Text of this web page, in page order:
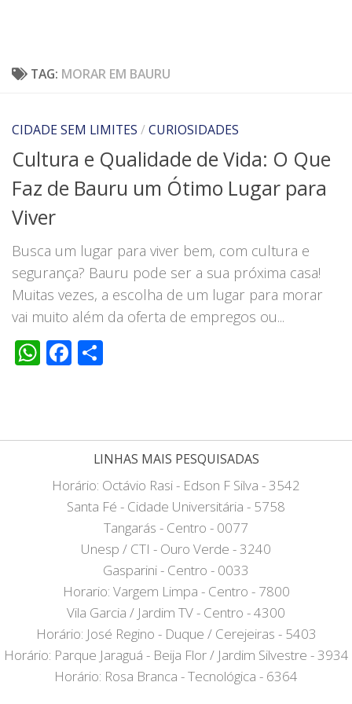
TAG: MORAR EM BAURU
CIDADE SEM LIMITES /CURIOSIDADES
Cultura e Qualidade de Vida: O Que
Faz de Bauru um Ótimo Lugar para
Viver
Busca um lugar para viver bem, com cultura e
segurança? Bauru pode ser a sua próxima casa!
Muitas vezes, a escolha de um lugar para morar
vai muito além da oferta de empregos ou...
WhatsApp
Facebook
LINHAS MAIS PESQUISADAS
Horário: Octávio Rasi - Edson F Silva - 3542
Santa Fé - Cidade Universitária - 5758
Tangarás - Centro - 0077
Unesp / CTI - Ouro Verde - 3240
Gasparini - Centro - 0033
Horario: Vargem Limpa - Centro - 7800
Vila Garcia / Jardim TV - Centro - 4300
Horário: José Regino - Duque / Cerejeiras - 5403
Horário: Parque Jaraguá - Beija Flor / Jardim Silvestre - 3934
Horário: Rosa Branca - Tecnológica - 6364